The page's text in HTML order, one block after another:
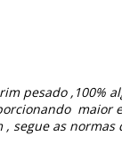
pesado ,100%
maior
segue as normas